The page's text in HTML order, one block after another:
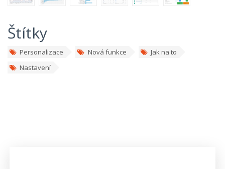
Štítky
Personalizace Nová funkce
Jak na to
Nastavení